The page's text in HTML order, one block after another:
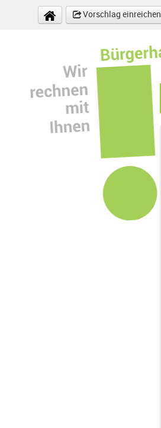
Direkt zum Inhalt
Vorschlag einreichen